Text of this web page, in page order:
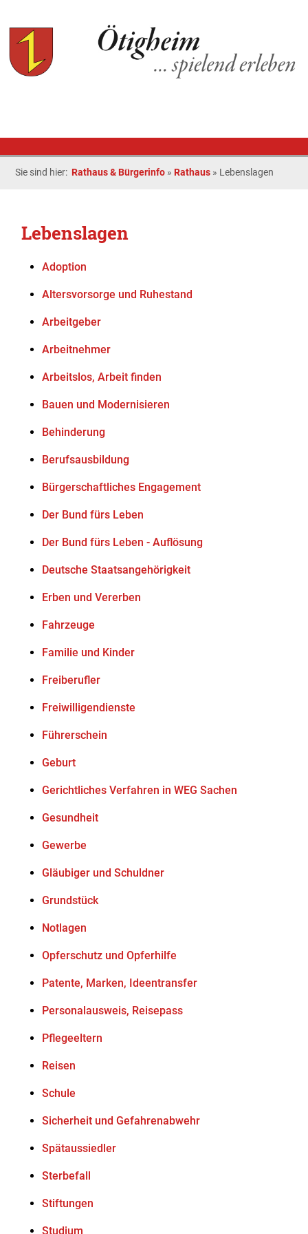
Sie sind hier: Rathaus & Bürgerinfo » Rathaus » Lebenslagen
Lebenslagen
Adoption
Altersvorsorge und Ruhestand
Arbeitgeber
Arbeitnehmer
Arbeitslos, Arbeit finden
Bauen und Modernisieren
Behinderung
Berufsausbildung
Bürgerschaftliches Engagement
Der Bund fürs Leben
Der Bund fürs Leben - Auflösung
Deutsche Staatsangehörigkeit
Erben und Vererben
Fahrzeuge
Familie und Kinder
Freiberufler
Freiwilligendienste
Führerschein
Geburt
Gerichtliches Verfahren in WEG Sachen
Gesundheit
Gewerbe
Gläubiger und Schuldner
Grundstück
Notlagen
Opferschutz und Opferhilfe
Patente, Marken, Ideentransfer
Personalausweis, Reisepass
Pflegeeltern
Reisen
Schule
Sicherheit und Gefahrenabwehr
Spätaussiedler
Sterbefall
Stiftungen
Studium